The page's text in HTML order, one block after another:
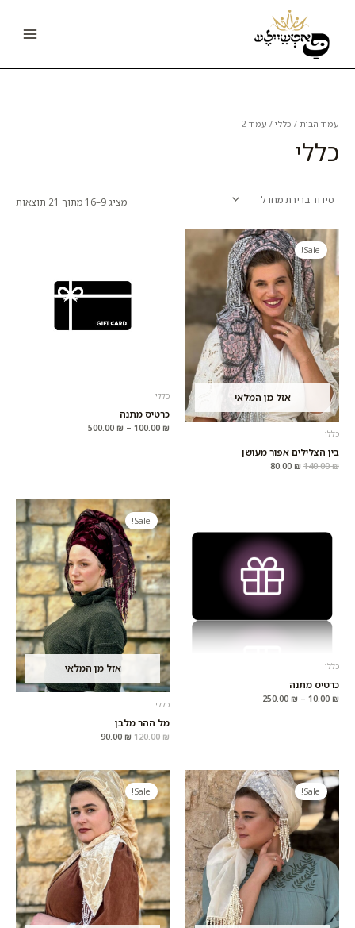
Menu
עמוד הבית / כללי / עמוד 2
כללי
מציג 9–16 מתוך 21 תוצאות
אזל מן המלאי
Sale!
כללי
בין הצלילים אפור מעושן
140.00₪
המחיר
המקורי
היה:
140.00 ₪.
80.00 ₪
המחיר
הנוכחי
הוא:
80.00 ₪.
כללי
כרטיס מתנה
100.00 ₪
–
500.00 ₪
כללי
כרטיס מתנה
10.00 ₪
–
250.00 ₪
אזל מן המלאי
Sale!
כללי
מל ההר מלבן
120.00₪
המחיר
המקורי
היה:
120.00 ₪.
90.00 ₪
המחיר
הנוכחי
הוא:
90.00 ₪.
Sale!
המחיר
המקורי
היה:
100.00 ₪.
המחיר
הנוכחי
הוא:
80.00 ₪.
Sale!
המחיר
המקורי
היה:
100.00 ₪.
המחיר
הנוכחי
הוא:
80.00 ₪.